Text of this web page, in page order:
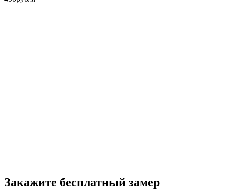
Закажите бесплатный замер